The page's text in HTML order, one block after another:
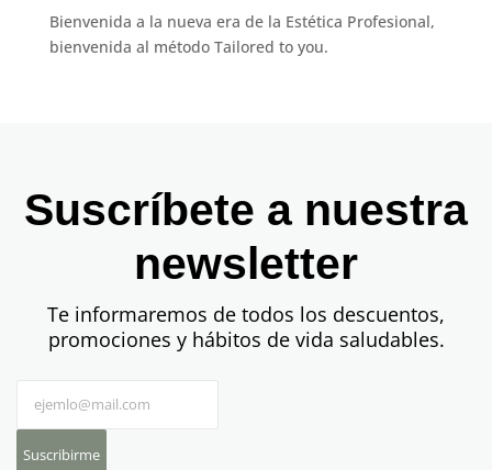
Bienvenida a la nueva era de la Estética Profesional,
bienvenida al método Tailored to you.
Suscríbete a nuestra
newsletter
Te informaremos de todos los descuentos,
promociones y hábitos de vida saludables.
Suscribirme